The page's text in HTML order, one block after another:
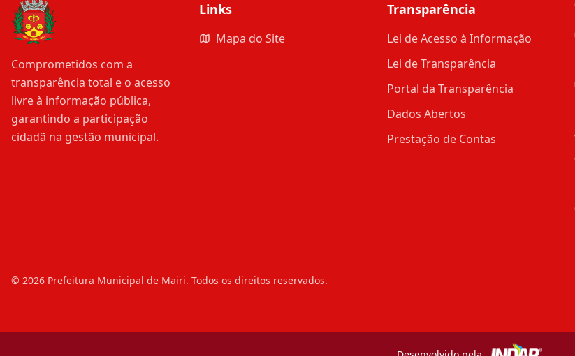
Comprometidos com a
transparência total e o acesso
livre à informação pública,
garantindo a participação
cidadã na gestão municipal.
Links
Mapa do Site
Transparência
Lei de Acesso à Informação
Lei de Transparência
Portal da Transparência
Dados Abertos
Prestação de Contas
© 2026 Prefeitura Municipal de Mairi. Todos os direitos reservados.